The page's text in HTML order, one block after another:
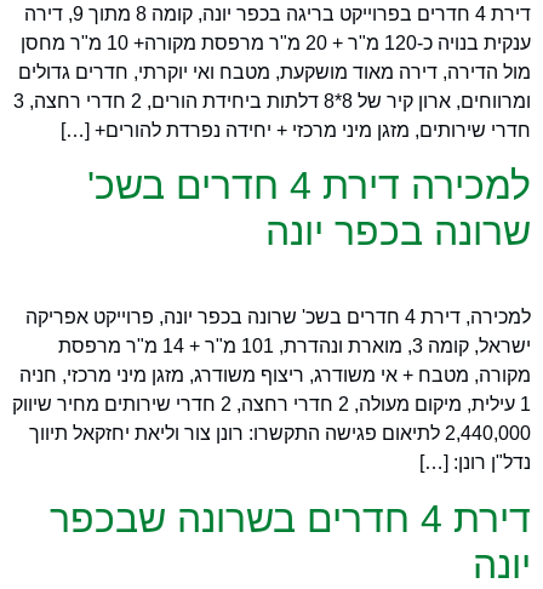
דירת 4 חדרים בפרוייקט בריגה בכפר יונה, קומה 8 מתוך 9, דירה
ענקית בנויה כ-120 מ"ר + 20 מ"ר מרפסת מקורה+ 10 מ"ר מחסן
מול הדירה, דירה מאוד מושקעת, מטבח ואי יוקרתי, חדרים גדולים
ומרווחים, ארון קיר של 8*8 דלתות ביחידת הורים, 2 חדרי רחצה, 3
חדרי שירותים, מזגן מיני מרכזי + יחידה נפרדת להורים+ […]
למכירה דירת 4 חדרים בשכ'
שרונה בכפר יונה
למכירה, דירת 4 חדרים בשכ' שרונה בכפר יונה, פרוייקט אפריקה
ישראל, קומה 3, מוארת ונהדרת, 101 מ"ר + 14 מ"ר מרפסת
מקורה, מטבח + אי משודרג, ריצוף משודרג, מזגן מיני מרכזי, חניה
1 עילית, מיקום מעולה, 2 חדרי רחצה, 2 חדרי שירותים מחיר שיווק
2,440,000 לתיאום פגישה התקשרו: רונן צור וליאת יחזקאל תיווך
נדל"ן רונן: […]
דירת 4 חדרים בשרונה שבכפר
יונה